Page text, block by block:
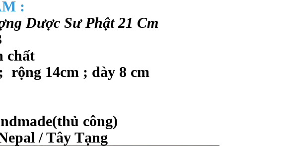
:
Dược Sư Phật 21 Cm
chất
rộng 14cm ; dày 8 cm
công)
/ Tây Tạng